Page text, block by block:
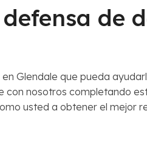
de
Glendale que pueda
con nosotros completando
usted a obtener el mejor